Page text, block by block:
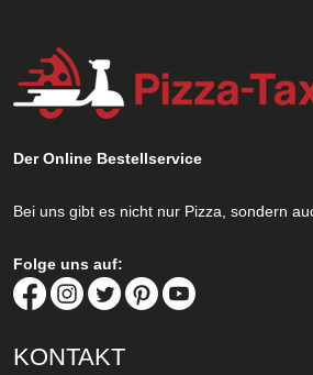
Der Online Bestellservice
Bei uns gibt es nicht nur Pizza, sondern
Folge uns auf:
KONTAKT